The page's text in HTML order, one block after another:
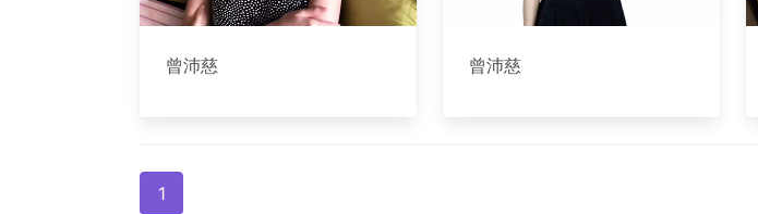
曾沛慈 曾沛慈
1